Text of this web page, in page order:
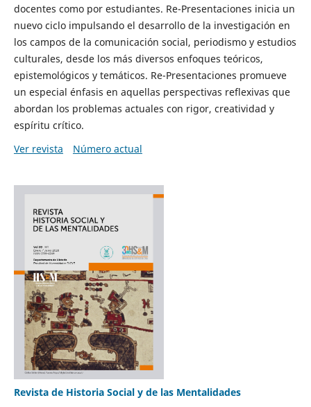
docentes como por estudiantes. Re-Presentaciones inicia un
nuevo ciclo impulsando el desarrollo de la investigación en
los campos de la comunicación social, periodismo y estudios
culturales, desde los más diversos enfoques teóricos,
epistemológicos y temáticos. Re-Presentaciones promueve
un especial énfasis en aquellas perspectivas reflexivas que
abordan los problemas actuales con rigor, creatividad y
espíritu crítico.
Ver revista
Número actual
Revista de Historia Social y de las Mentalidades